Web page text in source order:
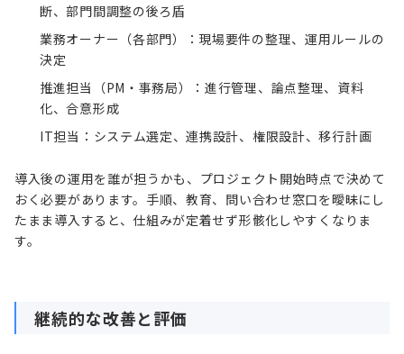
断、部門間調整の後ろ盾
業務オーナー（各部門）：現場要件の整理、運用ルールの
決定
推進担当（PM・事務局）：進行管理、論点整理、資料
化、合意形成
IT担当：システム選定、連携設計、権限設計、移行計画
導入後の運用を誰が担うかも、プロジェクト開始時点で決めて
おく必要があります。手順、教育、問い合わせ窓口を曖昧にし
たまま導入すると、仕組みが定着せず形骸化しやすくなりま
す。
継続的な改善と評価